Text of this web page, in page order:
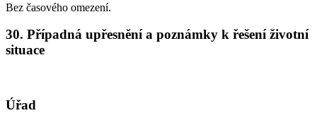
Bez časového omezení.
30. Případná upřesnění a poznámky k řešení životní
situace
Úřad